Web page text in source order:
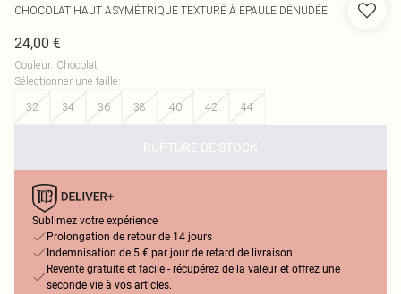
CHOCOLAT HAUT ASYMÉTRIQUE TEXTURÉ À ÉPAULE DÉNUDÉE
24,00 €
Couleur: Chocolat
Sélectionner une taille:
32
34 36 38 40 42 44
RUPTURE DE STOCK
Sublimez votre expérience
Prolongation de retour de 14 jours
Indemnisation de 5 € par jour de retard de livraison
Revente gratuite et facile - récupérez de la valeur et offrez une
seconde vie à vos articles.